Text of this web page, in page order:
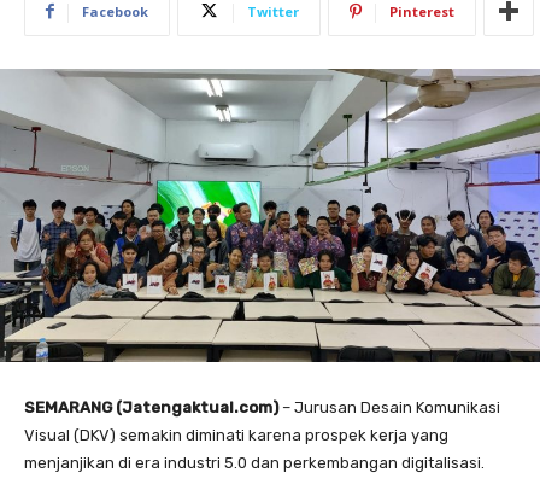
Facebook Twitter Pinterest
SEMARANG (Jatengaktual.com)– Jurusan Desain Komunikasi
Visual (DKV) semakin diminati karena prospek kerja yang
menjanjikan di era industri 5.0 dan perkembangan digitalisasi.